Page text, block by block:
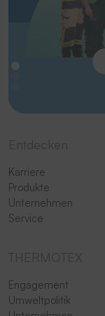
Karriere
Produkte
Unternehmen
Service
Engagement
Umweltpolitik